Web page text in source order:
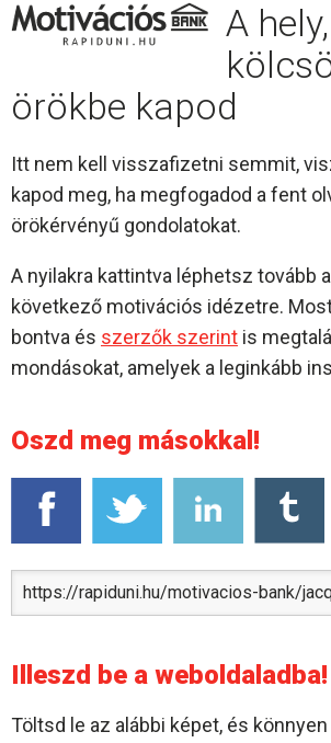
A
örökbe kapod
Itt nem kell visszafizetni semmit,
kapod meg, ha megfogadod a fent
örökérvényű gondolatokat.
A nyilakra kattintva léphetsz tovább
következő motivációs idézetre.
bontva és szerzők szerint is
mondásokat, amelyek a leginkább
Oszd meg másokkal!
Illeszd be a weboldaladba!
Töltsd le az alábbi képet, és